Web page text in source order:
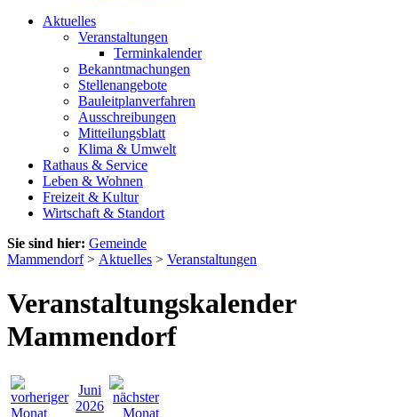
Aktuelles
Veranstaltungen
Terminkalender
Bekanntmachungen
Stellenangebote
Bauleitplanverfahren
Ausschreibungen
Mitteilungsblatt
Klima & Umwelt
Rathaus & Service
Leben & Wohnen
Freizeit & Kultur
Wirtschaft & Standort
Sie sind hier: Gemeinde
Mammendorf> Aktuelles > Veranstaltungen
Veranstaltungskalender
Mammendorf
Juni
2026